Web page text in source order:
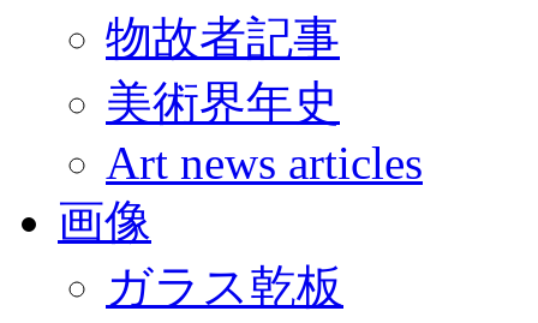
物故者記事
美術界年史
Art news articles
画像
ガラス乾板